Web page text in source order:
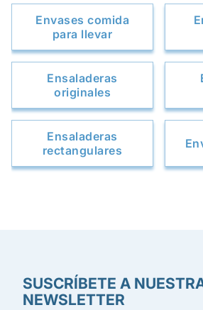
Envases comida
para llevar
Ensaladeras
originales
Ensaladeras
rectangulares
SUSCRÍBETE A
NEWSLETTER